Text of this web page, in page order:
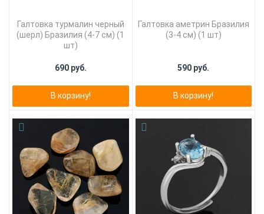
Галтовка турмалин черный
(шерл) Бразилия (4-7 см) (1
шт)
690 руб.
В корзину!
Галтовка аметрин Бразилия
(3-4 см) (1 шт)
590 руб.
В корзину!